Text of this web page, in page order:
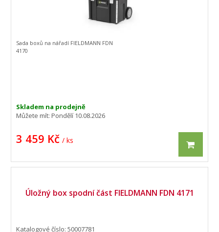
Skladem na prodejně
Můžete mít:Pondělí 10.08.2026
3 459 Kč / ks
Sada boxů na nářadí FIELDMANN FDN
4170
Úložný box spodní část FIELDMANN FDN 4171
Katalogové číslo: 50007781